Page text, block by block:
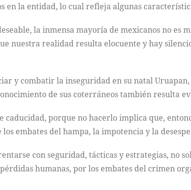
en la entidad, lo cual refleja algunas
la inmensa mayoría de mexicanos no
nuestra realidad resulta elocuente y hay
y combatir la inseguridad en su natal
de sus coterráneos también resulta
caducidad, porque no hacerlo implica que,
embates del hampa, la impotencia y la
con seguridad, tácticas y estrategias, no
humanas, por los embates del crimen